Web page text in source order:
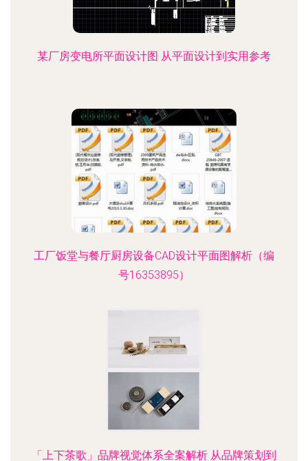
某厂房变电所平面设计图 从平面设计到实用参考
工厂饭堂与餐厅厨房设备CAD设计平面图解析（编
号16353895）
「上下茶歌」品牌视觉体系全案解析 从品牌策划到